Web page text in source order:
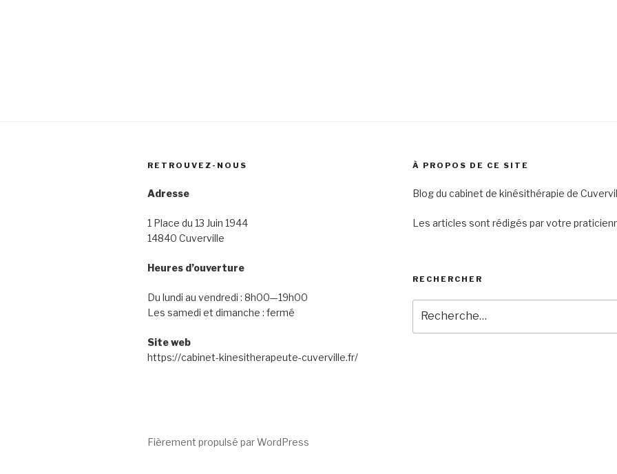
RETROUVEZ-NOUS
Adresse
1 Place du 13 Juin 1944
14840 Cuverville
Heures d’ouverture
Du lundi au vendredi : 8h00—19h00
Les samedi et dimanche : fermé
Site web
https://cabinet-kinesitherapeute-cuverville.fr/
À PROPOS DE CE SITE
Blog du cabinet de kinésithérapie de
Les articles sont rédigés par votre
RECHERCHER
pour
:
Fièrement propulsé par WordPress